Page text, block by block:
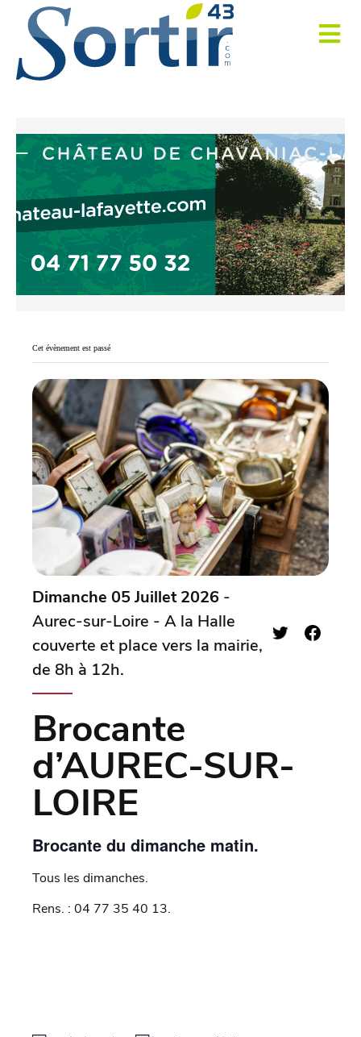
Cet évènement est passé
Dimanche 05 Juillet 2026 -
Aurec-sur-Loire - A la Halle
couverte et place vers la mairie,
de 8h à 12h.
Brocante
d’AUREC-SUR-
LOIRE
Brocante du dimanche matin.
Tous les dimanches.
Rens. : 04 77 35 40 13.